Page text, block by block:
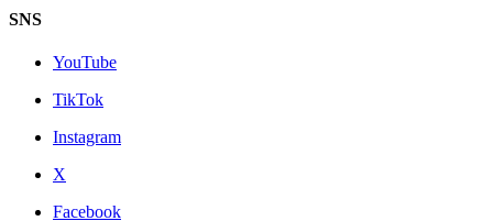
SNS
YouTube
TikTok
Instagram
X
Facebook